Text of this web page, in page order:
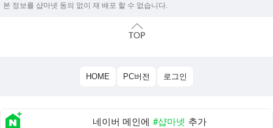
본 정보를 샵마넷 동의 없이 재 배포 할 수 없습니다.
HOME PC버전 로그인
네이버 메인에 #샵마넷 추가